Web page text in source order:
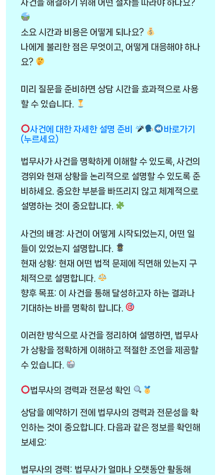
사건을 해결하기 위해 어떤 절차를 따라야 하나요?
소요 시간과 비용은 어떻게 되나요?
나에게 불리한 점은 무엇이고, 어떻게 대응해야 하나
요?
미리 질문을 준비하면 상담 시간을 효과적으로 사용
할 수 있습니다.
사건에 대한 자세한 설명 준비
바로가기
(누르세요)
법무사가 사건을 명확하게 이해할 수 있도록, 사건의
경위와 현재 상황을 논리적으로 설명할 수 있도록 준
비하세요. 중요한 부분을 빠뜨리지 않고 체계적으로
설명하는 것이 중요합니다.
사건의 배경: 사건이 어떻게 시작되었는지, 어떤 일
들이 있었는지 설명합니다.
현재 상황: 현재 어떤 법적 문제에 직면해 있는지 구
체적으로 설명합니다.
향후 목표: 이 사건을 통해 달성하고자 하는 결과나
기대하는 바를 명확히 합니다.
이러한 방식으로 사건을 정리하여 설명하면, 법무사
가 상황을 정확하게 이해하고 적절한 조언을 제공할
수 있습니다.
법무사의 경력과 전문성 확인
상담을 예약하기 전에 법무사의 경력과 전문성을 확
인하는 것이 중요합니다. 다음과 같은 정보를 확인해
보세요:
법무사의 경력: 법무사가 얼마나 오랫동안 활동해